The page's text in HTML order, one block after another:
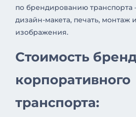
по брендированию транспорта
дизайн-макета, печать, монтаж
изображения.
Стоимость
корпоративного
транспорта: